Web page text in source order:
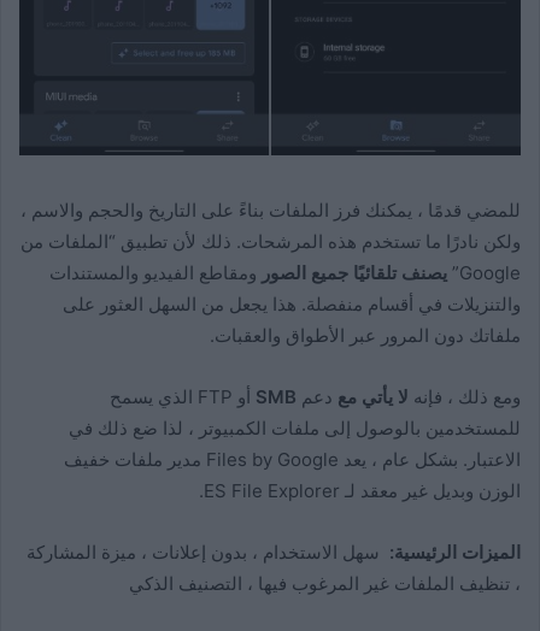
للمضي قدمًا ، يمكنك فرز الملفات بناءً على التاريخ والحجم والاسم ،
ولكن نادرًا ما تستخدم هذه المرشحات. ذلك لأن تطبيق “الملفات من
Google” يصنف تلقائيًا جميع الصور ومقاطع الفيديو والمستندات
والتنزيلات في أقسام منفصلة. هذا يجعل من السهل العثور على
ملفاتك دون المرور عبر الأطواق والعقبات.
ومع ذلك ، فإنه لا يأتي مع دعم SMB
أو FTP الذي يسمح
للمستخدمين بالوصول إلى ملفات الكمبيوتر ، لذا ضع ذلك في
الاعتبار. بشكل عام ، يعد Files by Google مدير ملفات خفيف
الوزن وبديل غير معقد لـ ES File Explorer.
الميزات الرئيسية: سهل الاستخدام ، بدون إعلانات ، ميزة المشاركة
، تنظيف الملفات غير المرغوب فيها ، التصنيف الذكي